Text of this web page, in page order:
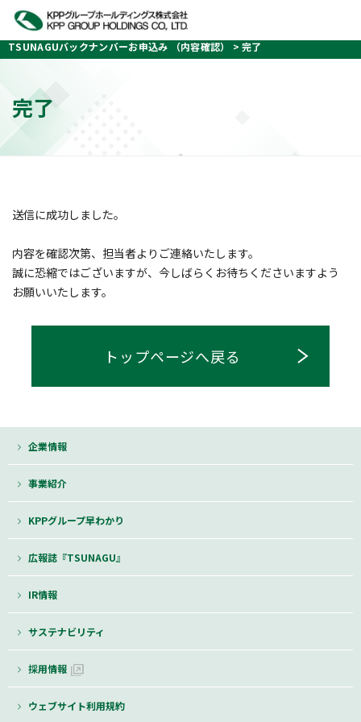
Home お問い合わせ
TSUNAGUバックナンバーお申込み
TSUNAGUバックナンバーお申込み
TSUNAGUバックナンバーお申込み （内容確認）
完了
完了
送信に成功しました。
内容を確認次第、担当者よりご連絡いたします。
誠に恐縮ではございますが、今しばらくお待ちくださいますよう
お願いいたします。
トップページへ戻る
企業情報
事業紹介
KPPグループ早わかり
広報誌『TSUNAGU』
IR情報
サステナビリティ
採用情報
ウェブサイト利用規約